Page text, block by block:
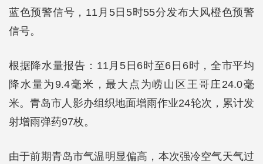
蓝色预警信号，11月5日5时55分发布大风橙色预警
信号。
根据降水量报告：11月5日6时至6日6时，全市平均
降水量为9.4毫米，最大点为崂山区王哥庄24.0毫
米。青岛市人影办组织地面增雨作业24轮次，累计发
射增雨弹药97枚。
由于前期青岛市气温明显偏高，本次强冷空气天气过